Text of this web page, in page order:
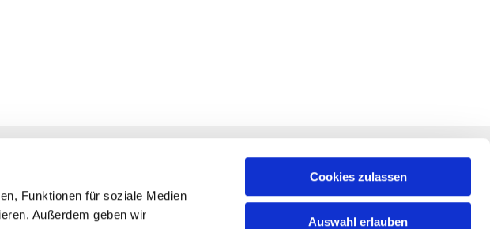
Funktionen für soziale Medien
Außerdem geben wir
Cookies zulassen
Auswahl erlauben
Pfarrbüro
Prävention
RECHTLICHES
Datenschutz